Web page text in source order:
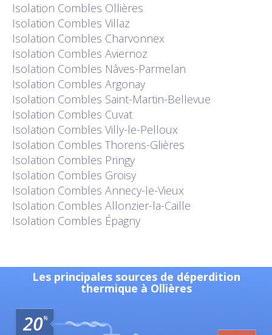
Isolation Combles Ollières
Isolation Combles Villaz
Isolation Combles Charvonnex
Isolation Combles Aviernoz
Isolation Combles Nâves-Parmelan
Isolation Combles Argonay
Isolation Combles Saint-Martin-Bellevue
Isolation Combles Cuvat
Isolation Combles Villy-le-Pelloux
Isolation Combles Thorens-Glières
Isolation Combles Pringy
Isolation Combles Groisy
Isolation Combles Annecy-le-Vieux
Isolation Combles Allonzier-la-Caille
Isolation Combles Épagny
Les principales sources de déperdition
thermique à Ollières